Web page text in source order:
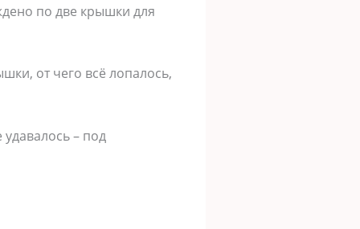
по две крышки для
от чего всё лопалось,
– под